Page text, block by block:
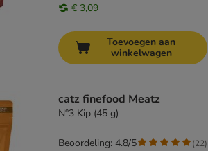
€ 3,09
Toevoegen aan
winkelwagen
catz finefood Meatz
N°3 Kip (45 g)
Beoordeling: 4.8/5 (22)